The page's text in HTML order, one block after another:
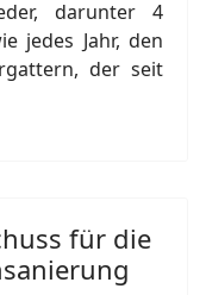
darunter 4
jedes Jahr, den
der seit
für die